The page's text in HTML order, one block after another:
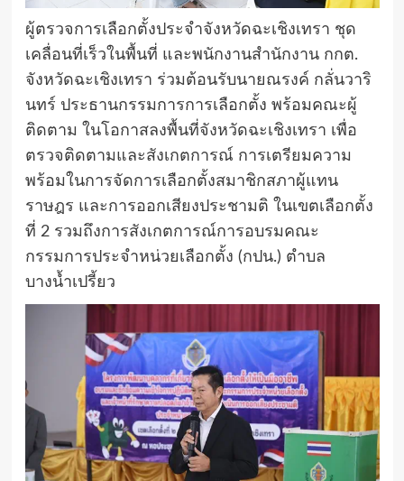
ผู้ตรวจการเลือกตั้งประจำจังหวัดฉะเชิงเทรา ชุด
เคลื่อนที่เร็วในพื้นที่ และพนักงานสำนักงาน กกต.
จังหวัดฉะเชิงเทรา ร่วมต้อนรับนายณรงค์ กลั่นวาริ
นทร์ ประธานกรรมการการเลือกตั้ง พร้อมคณะผู้
ติดตาม ในโอกาสลงพื้นที่จังหวัดฉะเชิงเทรา เพื่อ
ตรวจติดตามและสังเกตการณ์ การเตรียมความ
พร้อมในการจัดการเลือกตั้งสมาชิกสภาผู้แทน
ราษฎร และการออกเสียงประชามติ ในเขตเลือกตั้ง
ที่ 2 รวมถึงการสังเกตการณ์การอบรมคณะ
กรรมการประจำหน่วยเลือกตั้ง (กปน.) ตำบล
บางน้ำเปรี้ยว